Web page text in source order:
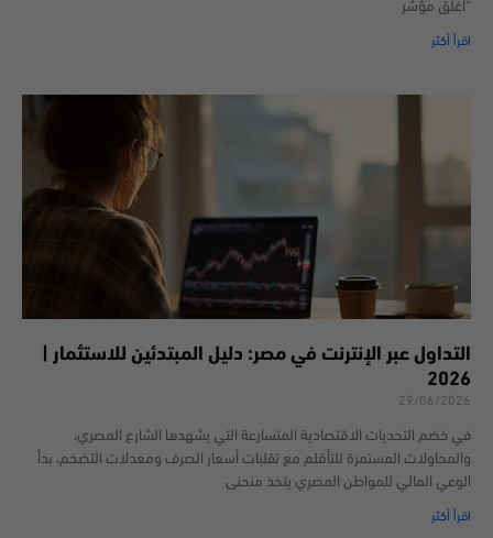
“أغلق مؤشر
اقرأ أكثر
التداول عبر الإنترنت في مصر: دليل المبتدئين للاستثمار |
2026
29/06/2026
في خضم التحديات الاقتصادية المتسارعة التي يشهدها الشارع المصري،
والمحاولات المستمرة للتأقلم مع تقلبات أسعار الصرف ومعدلات التضخم، بدأ
الوعي المالي للمواطن المصري يتخذ منحنى
اقرأ أكثر